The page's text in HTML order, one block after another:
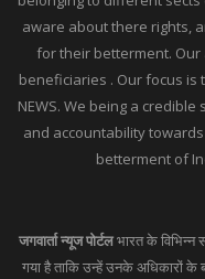
aware about there rights,
for their betterment.
beneficiaries . Our focus
NEWS. We being a
and accountability
betterment of
जगवार्ता न्यूज पोर्टलभारत के विभिन्न
गया है ताकि उन्हें उनके अधिकारों